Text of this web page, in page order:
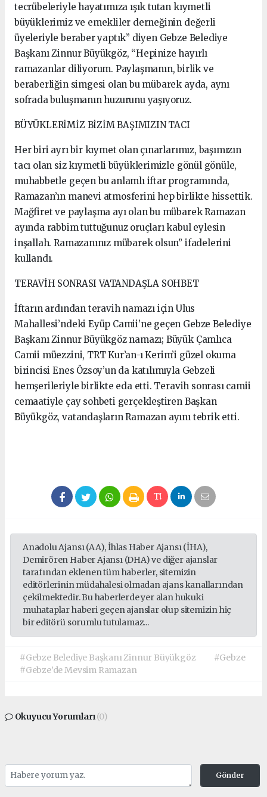
tecrübeleriyle hayatımıza ışık tutan kıymetli
büyüklerimiz ve emekliler derneğinin değerli
üyeleriyle beraber yaptık” diyen Gebze Belediye
Başkanı Zinnur Büyükgöz, “Hepinize hayırlı
ramazanlar diliyorum. Paylaşmanın, birlik ve
beraberliğin simgesi olan bu mübarek ayda, aynı
sofrada buluşmanın huzurunu yaşıyoruz.
BÜYÜKLERİMİZ BİZİM BAŞIMIZIN TACI
Her biri ayrı bir kıymet olan çınarlarımız, başımızın
tacı olan siz kıymetli büyüklerimizle gönül gönüle,
muhabbetle geçen bu anlamlı iftar programında,
Ramazan’ın manevi atmosferini hep birlikte hissettik.
Mağfiret ve paylaşma ayı olan bu mübarek Ramazan
ayında rabbim tuttuğunuz oruçları kabul eylesin
inşallah. Ramazanınız mübarek olsun” ifadelerini
kullandı.
TERAVİH SONRASI VATANDAŞLA SOHBET
İftarın ardından teravih namazı için Ulus
Mahallesi’ndeki Eyüp Camii’ne geçen Gebze Belediye
Başkanı Zinnur Büyükgöz namazı; Büyük Çamlıca
Camii müezzini, TRT Kur’an-ı Kerim’i güzel okuma
birincisi Enes Özsoy’un da katılımıyla Gebzeli
hemşerileriyle birlikte eda etti. Teravih sonrası camii
cemaatiyle çay sohbeti gerçekleştiren Başkan
Büyükgöz, vatandaşların Ramazan ayını tebrik etti.
Anadolu Ajansı (AA), İhlas Haber Ajansı (İHA),
Demirören Haber Ajansı (DHA) ve diğer ajanslar
tarafından eklenen tüm haberler, sitemizin
editörlerinin müdahalesi olmadan ajans kanallarından
çekilmektedir. Bu haberlerde yer alan hukuki
muhataplar haberi geçen ajanslar olup sitemizin hiç
bir editörü sorumlu tutulamaz...
#Gebze Belediye Başkanı Zinnur Büyükgöz
#Gebze
#Gebze’de Mevsim Ramazan
Okuyucu Yorumları(0)
Gönder